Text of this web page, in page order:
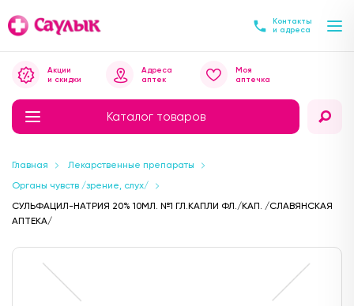
Контакты
и адреса
Каталог товаров
Акции
и скидки
Адреса
аптек
Моя
аптечка
Главная
Лекарственные препараты
Органы чувств /зрение, слух/
СУЛЬФАЦИЛ-НАТРИЯ 20% 10МЛ. №1 ГЛ.КАПЛИ ФЛ./КАП. /СЛАВЯНСКАЯ
АПТЕКА/